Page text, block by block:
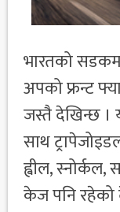
भारतको
अपको फ्रन्ट
जस्तै देखिन्छ ।
साथ
ह्वील, स्नोर्कल,
केज पनि रहेको